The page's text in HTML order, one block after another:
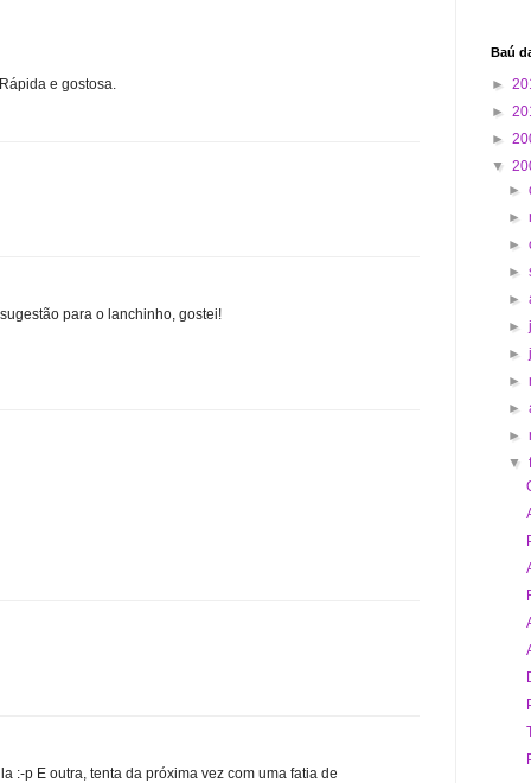
e gostosa.
para o lanchinho, gostei!
:-p E outra, tenta da próxima vez com uma fatia de
Baú
►
►
►
▼
►
►
►
►
►
►
►
►
►
►
▼